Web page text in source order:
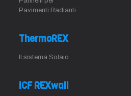
Pavimenti Radianti
ThermoREX
Il sistema Solaio
ICF REXwall